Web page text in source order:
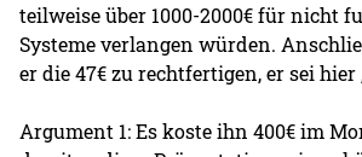
teilweise über 1000-2000€ für nicht
Systeme verlangen würden.
er die 47€ zu rechtfertigen, er sei hier
Argument 1: Es koste ihn 400€ im